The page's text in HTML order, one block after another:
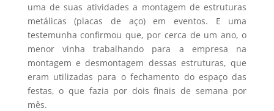
uma de suas atividades a montagem de estruturas
metálicas (placas de aço) em eventos. E uma
testemunha confirmou que, por cerca de um ano, o
menor vinha trabalhando para a empresa na
montagem e desmontagem dessas estruturas, que
eram utilizadas para o fechamento do espaço das
festas, o que fazia por dois finais de semana por
mês.